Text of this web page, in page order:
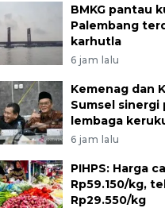
BMKG pantau
Palembang
karhutla
6 jam lalu
Kemenag dan
Sumsel sinergi
lembaga
6 jam lalu
PIHPS: Harga
Rp59.150/kg,
Rp29.550/kg